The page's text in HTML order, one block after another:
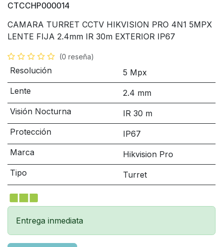
CTCCHP000014
CAMARA TURRET CCTV HIKVISION PRO 4N1 5MPX
LENTE FIJA 2.4mm IR 30m EXTERIOR IP67
(0 reseña)
Resolución
5 Mpx
Lente
2.4 mm
Visión Nocturna
IR 30 m
Protección
IP67
Marca
Hikvision Pro
Tipo
Turret
Entrega inmediata